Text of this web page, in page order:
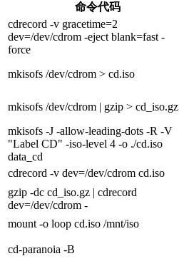
命令代码
cdrecord -v gracetime=2
dev=/dev/cdrom -eject blank=fast -
force
mkisofs /dev/cdrom > cd.iso
mkisofs /dev/cdrom | gzip > cd_iso.gz
mkisofs -J -allow-leading-dots -R -V
"Label CD" -iso-level 4 -o ./cd.iso
data_cd
cdrecord -v dev=/dev/cdrom cd.iso
gzip -dc cd_iso.gz | cdrecord
dev=/dev/cdrom -
mount -o loop cd.iso /mnt/iso
cd-paranoia -B